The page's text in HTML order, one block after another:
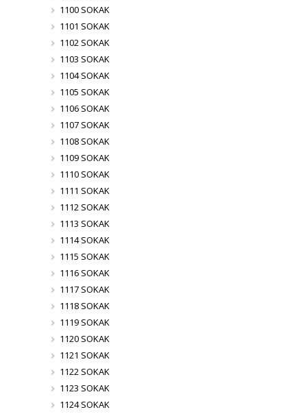
1100 SOKAK
1101 SOKAK
1102 SOKAK
1103 SOKAK
1104 SOKAK
1105 SOKAK
1106 SOKAK
1107 SOKAK
1108 SOKAK
1109 SOKAK
1110 SOKAK
1111 SOKAK
1112 SOKAK
1113 SOKAK
1114 SOKAK
1115 SOKAK
1116 SOKAK
1117 SOKAK
1118 SOKAK
1119 SOKAK
1120 SOKAK
1121 SOKAK
1122 SOKAK
1123 SOKAK
1124 SOKAK